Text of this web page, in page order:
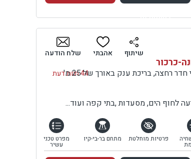
למתחם זה
בדיקת זמינות ומחירים
כרכור
44 חוות דעת וילה עם סלון ו-7 חדרי שינה צמודי חדר רחצה, בריכת ענק באורך של 25 מ'
שיתוף אהבתי שלח הודעה
פרטיות מוחלטת מתחם בר-בי-קיו מפרט טכני
עשיר